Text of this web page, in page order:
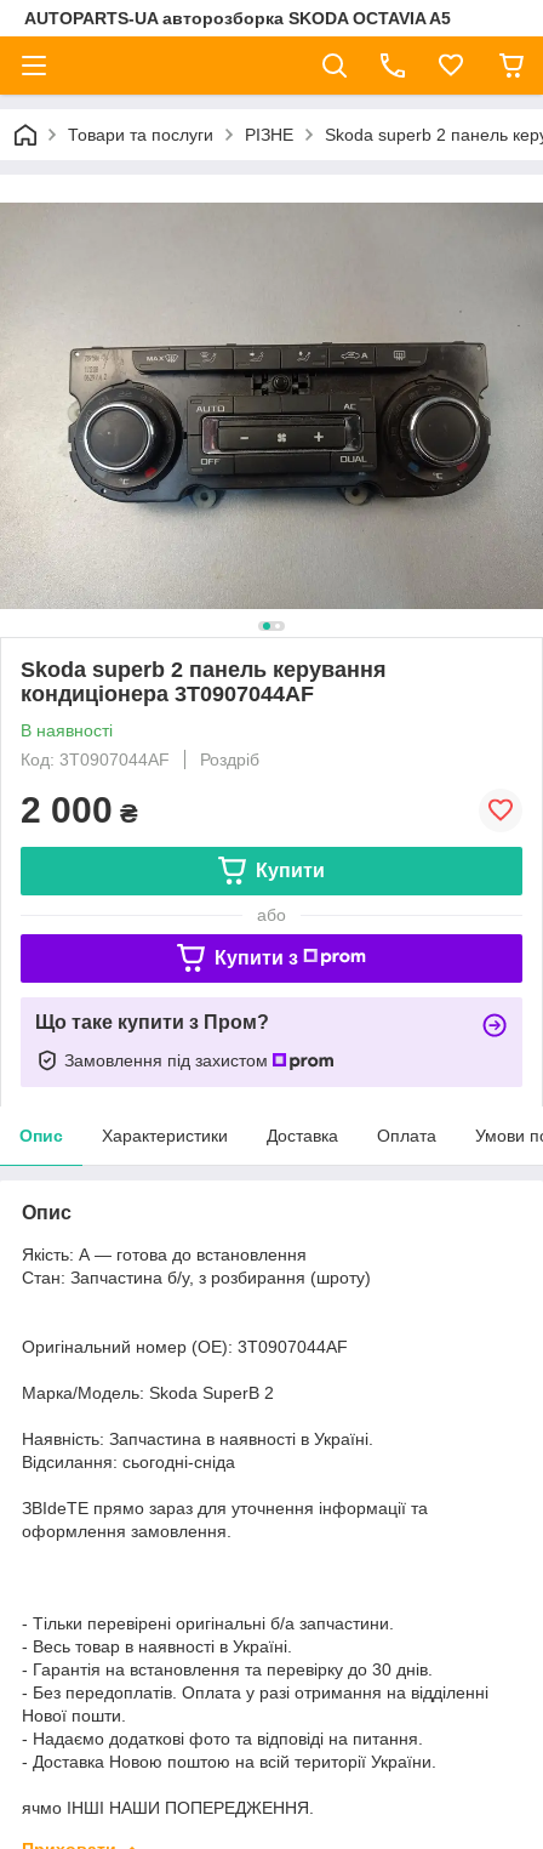
AUTOPARTS-UA авторозборка SKODA OCTAVIA A5
Товари та послуги РІЗНЕ Skoda superb 2 панель
Skoda superb 2 панель керування
кондиціонера 3T0907044AF
В наявності
Код: 3T0907044AF
Роздріб
2 000 ₴
Купити
або
Купити з
Що таке купити з Пром?
Замовлення під захистом
Опис Характеристики Доставка Оплата Умови
Опис
Якість: А — готова до встановлення
Стан: Запчастина б/у, з розбирання (шроту)
Оригінальний номер (ОЕ): 3T0907044AF
Марка/Модель: Skoda SuperB 2
Наявність: Запчастина в наявності в Україні.
Відсилання: сьогодні-сніда
ЗВІdeТЕ прямо зараз для уточнення інформації та
оформлення замовлення.
- Тільки перевірені оригінальні б/а запчастини.
- Весь товар в наявності в Україні.
- Гарантія на встановлення та перевірку до 30 днів.
- Без передоплатів. Оплата у разі отримання на відділенні
Нової пошти.
- Надаємо додаткові фото та відповіді на питання.
- Доставка Новою поштою на всій території України.
ячмо ІНШІ НАШИ ПОПЕРЕДЖЕННЯ.